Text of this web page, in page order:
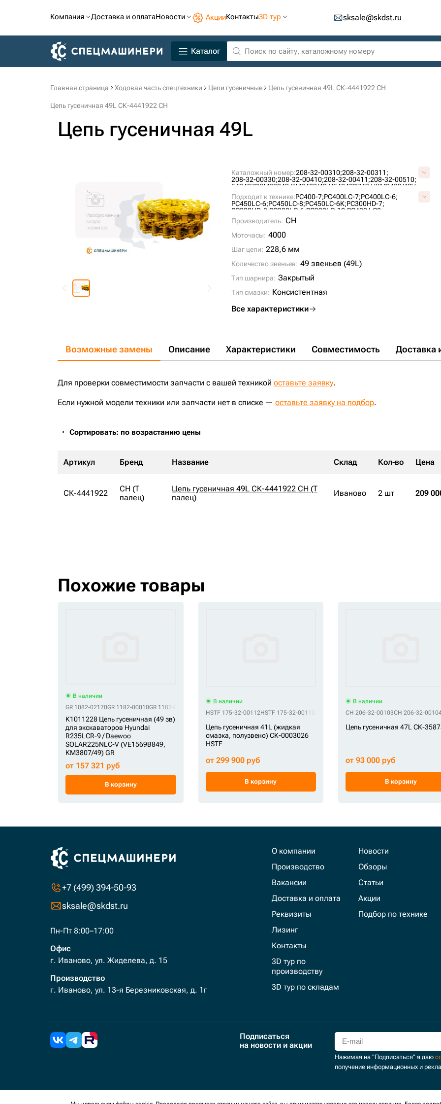
Компания Доставка и оплатаНовости АкцииКонтакты3D тур sksale@skdst.ru
Каталог
Главная страница Ходовая часть спецтехники Цепи гусеничные Цепь гусеничная 49L СК-4441922 CH
Цепь гусеничная 49L СК-4441922 CH
Цепь гусеничная 49L
Каталожный номер:208-32-00310;208-32-00311;
208-32-00330;208-32-00410;208-32-00411;208-32-00510;
E40407D0M00049;KM2489/49;VE4040D749;VKM2489/49V;
Подходит к технике:PC400-7;PC400LC-7;PC400LC-6;
PC450LC-6;PC450LC-8;PC450LC-6K;PC300HD-7;
PC300HD-8;PC380LC-6;PC390LC-10;PC400 LC8;
PC450LC-7;
Производитель: CH
Моточасы: 4000
Шаг цепи: 228,6 мм
Количество звеньев: 49 звеньев (49L)
Тип шарнира: Закрытый
Тип смазки: Консистентная
Все характеристики
Возможные замены Описание Характеристики Совместимость Доставка
Для проверки совместимости запчасти с вашей техникой оставьте заявку.
Если нужной модели техники или запчасти нет в списке — оставьте заявку на подбор.
Сортировать: по возрастанию цены
Артикул Бренд Название Склад Кол-во Цена
СК-4441922
CH (Т
палец)
Цепь гусеничная 49L СК-4441922 CH (Т
палец)
Иваново 2 шт 209
Похожие товары
В наличии
GR 1082-02170GR 1182-00010GR 1182-00011
K1011228 Цепь гусеничная (49 зв)
для экскаваторов Hyundai
R235LCR-9 / Daewoo
SOLAR225NLC-V (VE1569B849,
KM3807/49) GR
от 157 321 руб
В корзину
В наличии
HSTF 175-32-00112HSTF 175-32-00113 HSTF 175-32-00114HSTF 175-32-00115HSTF
Цепь гусеничная 41L (жидкая
смазка, полузвено) СК-0003026
HSTF
от 299 900 руб
В корзину
В наличии
CH 206-32-00103CH 206-32-
Цепь гусеничная 47L СК-
от 93 000 руб
В корзину
+7 (499) 394-50-93
sksale@skdst.ru
Пн-Пт 8:00–17:00
Офис
г. Иваново, ул. Жиделева, д. 15
Производство
г. Иваново, ул. 13-я Березниковская, д. 1г
О компании
Производство
Вакансии
Доставка и оплата
Реквизиты
Лизинг
Контакты
3D тур по
производству
3D тур по складам
Новости
Обзоры
Статьи
Акции
Подбор по технике
Подписаться
на новости и акции
Нажимая на "Подписаться" я даю
получение информационных и